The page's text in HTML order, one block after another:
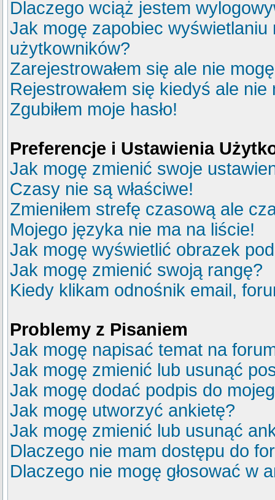
Dlaczego wciąż jestem
Jak mogę zapobiec
użytkowników?
Zarejestrowałem się ale nie
Rejestrowałem się kiedyś ale
Zgubiłem moje hasło!
Preferencje i Ustawienia
Jak mogę zmienić swoje
Czasy nie są właściwe!
Zmieniłem strefę czasową ale
Mojego języka nie ma na liście!
Jak mogę wyświetlić obrazek
Jak mogę zmienić swoją rangę?
Kiedy klikam odnośnik email,
Problemy z Pisaniem
Jak mogę napisać temat na
Jak mogę zmienić lub usunąć
Jak mogę dodać podpis do
Jak mogę utworzyć ankietę?
Jak mogę zmienić lub usunąć
Dlaczego nie mam dostępu do
Dlaczego nie mogę głosować w